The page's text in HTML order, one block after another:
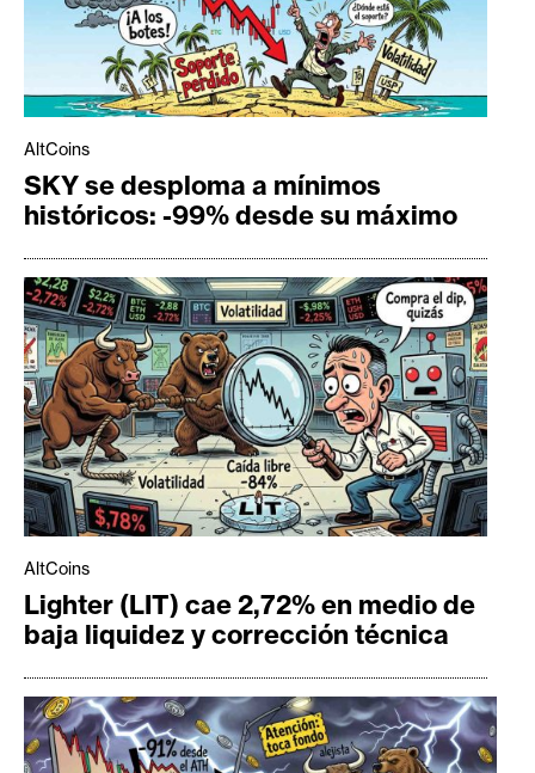
AltCoins
SKY se desploma a mínimos
históricos: -99% desde su máximo
AltCoins
Lighter (LIT) cae 2,72% en medio de
baja liquidez y corrección técnica